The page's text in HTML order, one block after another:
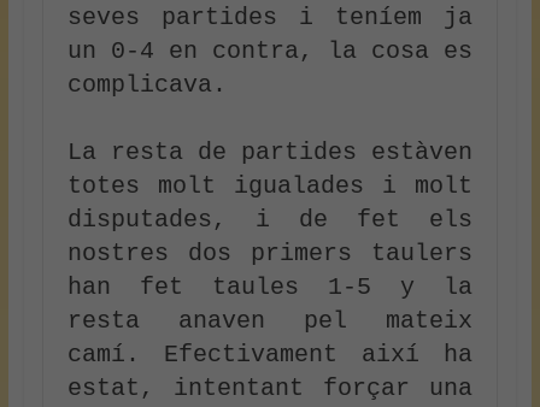
seves partides i teníem ja
un 0-4 en contra, la cosa es
complicava.
La resta de partides estàven
totes molt igualades i molt
disputades, i de fet els
nostres dos primers taulers
han fet taules 1-5 y la
resta anaven pel mateix
camí. Efectivament així ha
estat, intentant forçar una